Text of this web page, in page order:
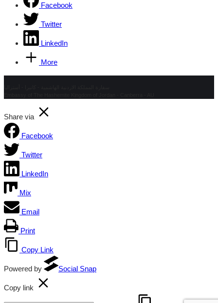
Facebook
Twitter
LinkedIn
More
Share via
Facebook
Twitter
LinkedIn
Mix
Email
Print
Copy Link
Powered by Social Snap
Copy link